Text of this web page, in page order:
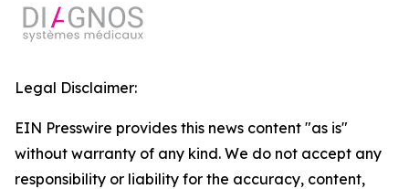
Legal Disclaimer:
EIN Presswire provides this news content "as is"
without warranty of any kind. We do not accept any
responsibility or liability for the accuracy, content,